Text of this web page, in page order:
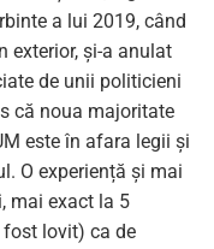
a lui 2019, când
exterior, și-a anulat
de unii politicieni
că noua majoritate
este în afara legii și
O experiență și mai
mai exact la 5
fost lovit) ca de